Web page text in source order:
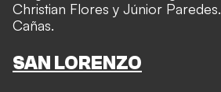
Christian Flores y Júnior
Cañas.
SAN LORENZO